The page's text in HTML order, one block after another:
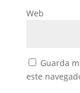
Web
Guarda
este